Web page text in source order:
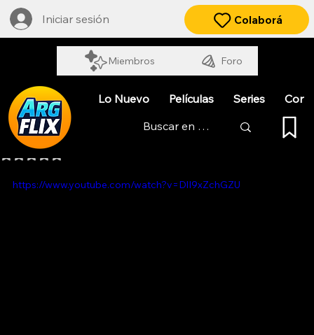
Iniciar sesión
Miembros Foro
Colaborá
Lo Nuevo Películas Series
ARREO
Obtuvo NaN de 5 estrellas.
https://www.youtube.com/watch?v=DlI9xZchGZU